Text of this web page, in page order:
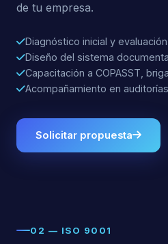
de tu empresa.
Diagnóstico inicial y
Diseño del sistema
Capacitación a COPASST,
Acompañamiento en
Solicitar propuesta
02 — ISO 9001